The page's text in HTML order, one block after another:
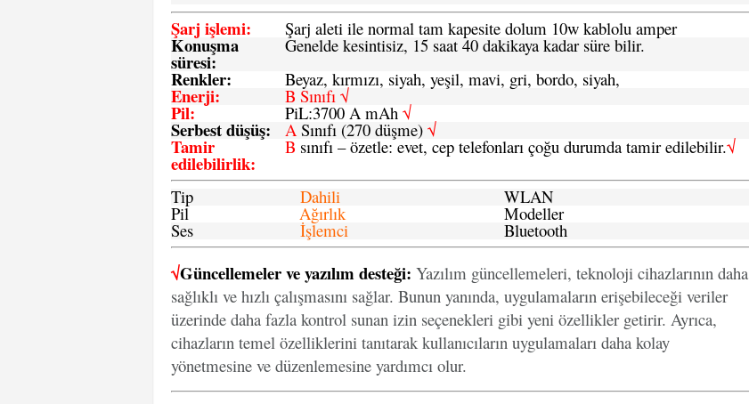
Şarj işlemi: Şarj aleti ile normal tam kapesite dolum 10w kablolu amper
Konuşma
süresi:
Genelde kesintisiz, 15 saat 40 dakikaya kadar süre bilir.
Renkler: Beyaz, kırmızı, siyah, yeşil, mavi, gri, bordo, siyah,
Enerji: B Sınıfı √
Pil: PiL:3700 A mAh √
Serbest düşüş: ASınıfı (270 düşme) √
Tamir
edilebilirlik:
B sınıfı – özetle: evet, cep telefonları çoğu durumda tamir edilebilir.√
Tip Dahili WLAN
Pil Ağırlık Modeller
Ses İşlemci Bluetooth
√Güncellemeler ve yazılım desteği: Yazılım güncellemeleri, teknoloji cihazlarının daha
sağlıklı ve hızlı çalışmasını sağlar. Bunun yanında, uygulamaların erişebileceği veriler
üzerinde daha fazla kontrol sunan izin seçenekleri gibi yeni özellikler getirir. Ayrıca,
cihazların temel özelliklerini tanıtarak kullanıcıların uygulamaları daha kolay
yönetmesine ve düzenlemesine yardımcı olur.